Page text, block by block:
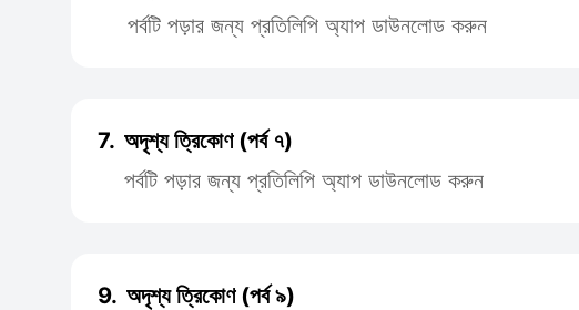
পর্বটি পড়ার জন্য প্রতিলিপি অ্যাপ ডাউনলোড করুন
7. অদৃশ্য ত্রিকোণ (পর্ব ৭)
পর্বটি পড়ার জন্য প্রতিলিপি অ্যাপ ডাউনলোড করুন
9. অদৃশ্য ত্রিকোণ (পর্ব ৯)